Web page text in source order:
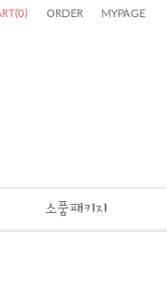
(0) ORDER MYPAGE
소품패키지